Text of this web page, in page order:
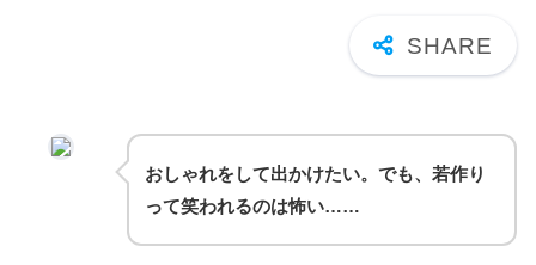
おしゃれをして出かけたい。でも、若作り
って笑われるのは怖い……